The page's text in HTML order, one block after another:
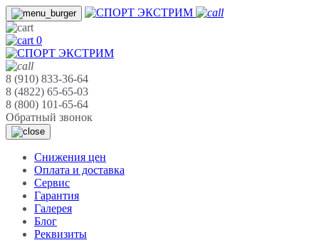
0
8 (910) 833-36-64
8 (4822) 65-65-03
8 (800) 101-65-64
Обратный звонок
Cнижения цен
Оплата и доставка
Сервис
Гарантия
Галерея
Блог
Реквизиты